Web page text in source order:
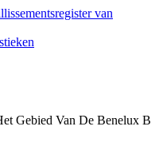
van
Gebied Van De Benelux B